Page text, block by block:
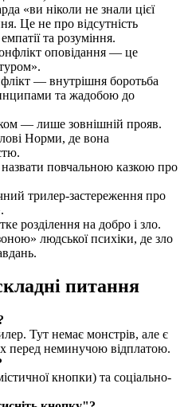
«ви ніколи не знали цієї
Це не про відсутність
та розуміння.
оповідання — це
— внутрішня боротьба
та жадобою до
— лише зовнішній прояв.
Норми, де вона
повчальною казкою про
трилер-застереження про
розділення на добро і зло.
людської психіки, де зло
питання
Тут немає монстрів, але є
перед неминучою відплатою.
кнопки) та соціально-